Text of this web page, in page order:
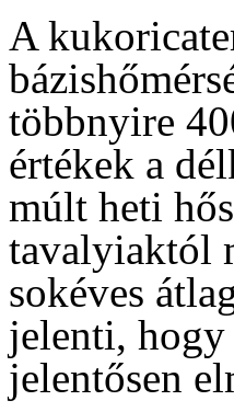
A
többnyire
értékek a
múlt heti
tavalyiaktól
sokéves
jelenti,
jelentősen